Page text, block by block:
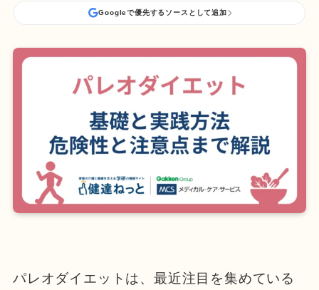
Googleで優先するソースとして追加
パレオダイエットは、最近注目を集めている